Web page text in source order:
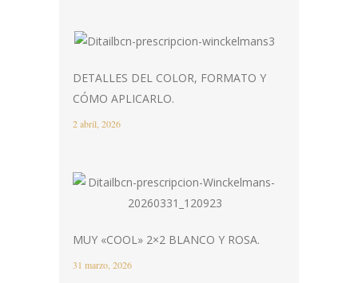
DETALLES DEL COLOR, FORMATO Y
CÓMO APLICARLO.
2 abril, 2026
MUY «COOL» 2×2 BLANCO Y ROSA.
31 marzo, 2026